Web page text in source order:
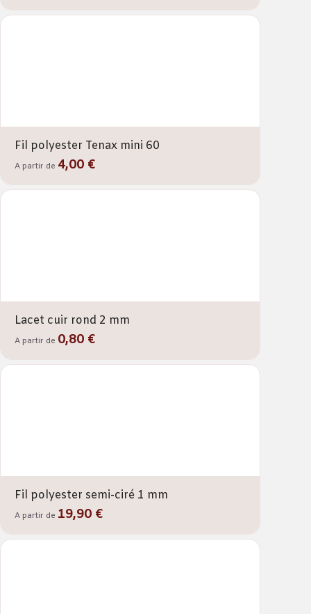
Fil polyester Tenax mini 60
A partir de 4,00 €
Lacet cuir rond 2 mm
A partir de 0,80 €
Fil polyester semi-ciré 1 mm
A partir de 19,90 €